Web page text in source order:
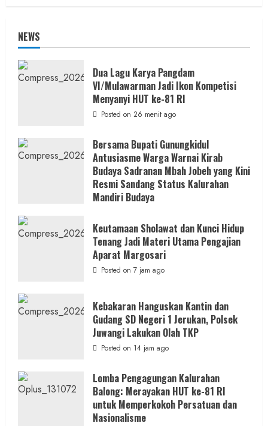
NEWS
Dua Lagu Karya Pangdam
VI/Mulawarman Jadi Ikon Kompetisi
Menyanyi HUT ke-81 RI
Posted on 26 menit ago
Bersama Bupati Gunungkidul
Antusiasme Warga Warnai Kirab
Budaya Sadranan Mbah Jobeh yang Kini
Resmi Sandang Status Kalurahan
Mandiri Budaya
Keutamaan Sholawat dan Kunci Hidup
Tenang Jadi Materi Utama Pengajian
Aparat Margosari
Posted on 7 jam ago
Kebakaran Hanguskan Kantin dan
Gudang SD Negeri 1 Jerukan, Polsek
Juwangi Lakukan Olah TKP
Posted on 14 jam ago
Lomba Pengagungan Kalurahan
Balong: Merayakan HUT ke-81 RI
untuk Memperkokoh Persatuan dan
Nasionalisme